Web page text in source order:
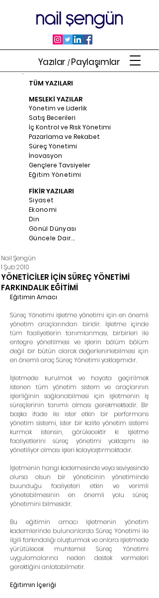
Yazılar /Paylaşımlar
TÜM YAZILARI
MESLEKİ YAZILAR
Yönetim ve Liderlik
Satış Becerileri
İç Kontrol ve Risk Yönetimi
Pazarlama ve Rekabet
Süreç Yönetimi
İnovasyon
Gençlere Tavsiyeler
Eğitim Yönetimi
FİKİR YAZILARI
Siyaset
Ekonomi
Din
Gönül Dünyası
Güncele Dair...
YÖNETİCİLER İÇİN SÜREÇ YÖNETİMİ
FARKINDALIK EĞİTİMİ
Nail Şengün
1 Şub 2010
Eğitimin Amacı
Süreç Yönetimi işletme yönetimi için en önemli
yönetim araçlarından biridir. İşletme içinde
tüm faaliyetlerin tanımlanması, birbirleri ile
entegre yönetilmesi ve işlerin bölüm bölüm
değil bir bütün olarak değerlenirlebilmesi için
en önemli araç Süreç Yönetimi yaklaşımıdır.
İşletmede kurulmak ve hayata geçirilmek
istenen tüm yönetim sistem ve araçlarının
işlerliğinin sağlanabilmesi için işletmenin iş
süreçlerinin tanımlı olması gerekmektedir. Bir
başka ifade ile ister etkin bir performans
yönetim sistemi, ister bir kalite yönetim sistemi
kurmak istensin, görülecektir ki işletme
faaliyetlerini süreç yönetimi yaklaşımı ile
yönetiliyor olması işleri kolaylaştırmaktadır.
İşletmenin hangi kademesinde veya seviyesinde
olursa olsun bir yöneticinin yönetiminde
buunduğu faaliyeteri etkin ve verimli
yönetebilmesinin en önemli yolu süreç
yönetimini bilmesidir.
Bu eğitimin amacı işletmenin yönetim
kademlerinde bulunanlarda Süreç Yönetimi ile
ilgili farkındalığı oluşturmak ve onlara işletmede
yürütülecek muhtemel Süreç Yönetimi
uygulamalarına neden destek vermeleri
gerektiğini anlatabilmetir.
Eğitimin İçeriği